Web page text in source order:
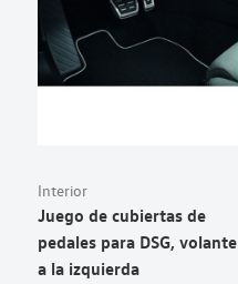
Interior
Juego de cubiertas de
pedales para DSG, volante
a la izquierda